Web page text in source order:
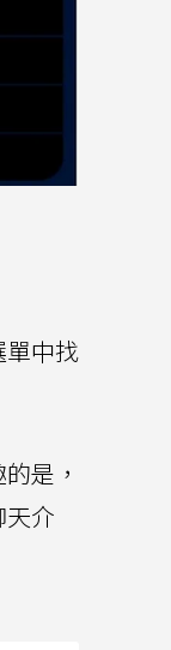
中找
是，
介